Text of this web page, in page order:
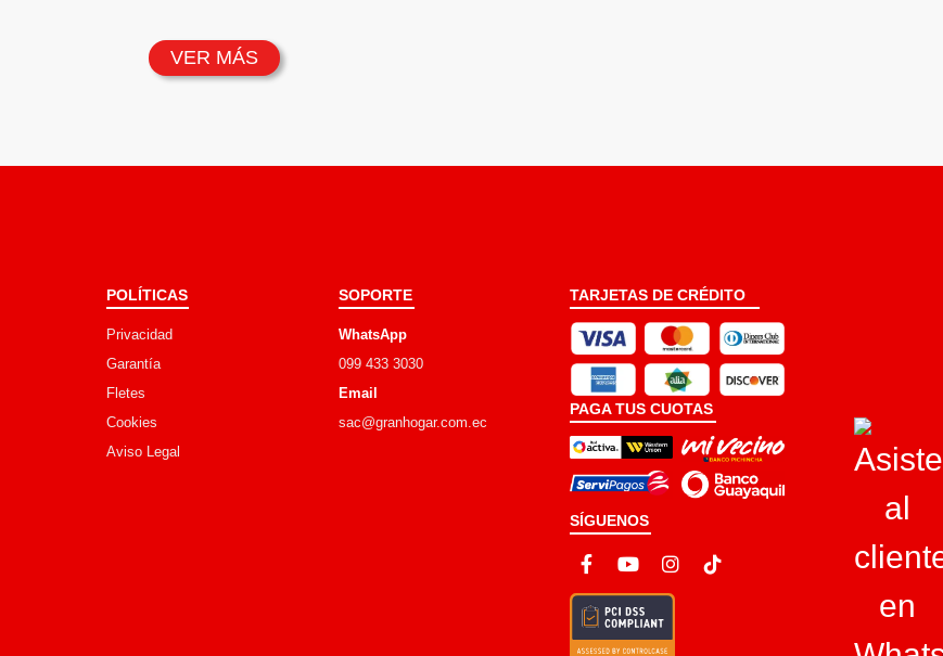
VER MÁS
POLÍTICAS
Privacidad
Garantía
Fletes
Cookies
Aviso Legal
SOPORTE
WhatsApp
099 433 3030
Email
sac@granhogar.com.ec
TARJETAS DE CRÉDITO
PAGA TUS CUOTAS
SÍGUENOS